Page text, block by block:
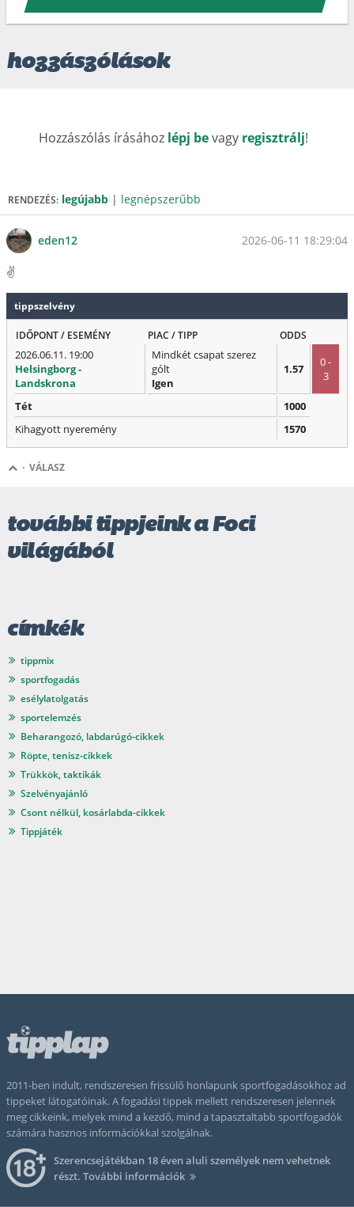
hozzászólások
Hozzászólás írásához lépj bevagy regisztrálj!
RENDEZÉS: legújabb | legnépszerűbb
eden12 2026-06-11 18:29:04
✌️
tippszelvény
IDŐPONT / ESEMÉNY PIAC / TIPP ODDS
2026.06.11. 19:00
Helsingborg -
Landskrona
Mindkét csapat szerez
gólt
Igen
1.57
0 -
3
Tét
1000
Kihagyott nyeremény
1570
· VÁLASZ
további tippjeink a Foci
világából
címkék
tippmix
sportfogadás
esélylatolgatás
sportelemzés
Beharangozó, labdarúgó-cikkek
Röpte, tenisz-cikkek
Trükkök, taktikák
Szelvényajánló
Csont nélkül, kosárlabda-cikkek
Tippjáték
2011-ben indult, rendszeresen frissülő honlapunk sportfogadásokhoz ad
tippeket látogatóinak. A fogadási tippek mellett rendszeresen jelennek
meg cikkeink, melyek mind a kezdő, mind a tapasztaltabb sportfogadók
számára hasznos információkkal szolgálnak.
Szerencsejátékban 18 éven aluli személyek nem vehetnek
részt. További információk